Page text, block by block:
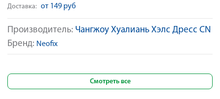
Производитель: Чангжоу Хуалиань Хэлс Дресс CN
Бренд: Neofix
Доставка: от 149 руб
Смотреть все